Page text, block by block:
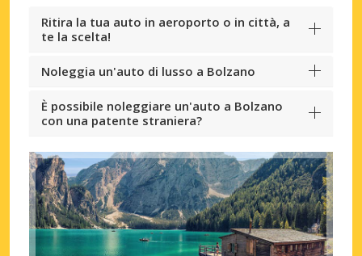
Ritira la tua auto in aeroporto o in città, a
te la scelta!
Noleggia un'auto di lusso a Bolzano
È possibile noleggiare un'auto a Bolzano
con una patente straniera?